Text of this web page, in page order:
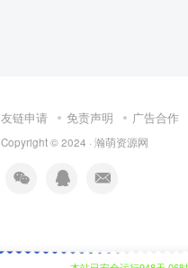
友链申请 免责声明 广告合作
Copyright © 2024 · 瀚萌资源网